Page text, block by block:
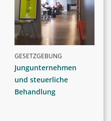
GESETZGEBUNG
Jungunternehmen
und steuerliche
Behandlung